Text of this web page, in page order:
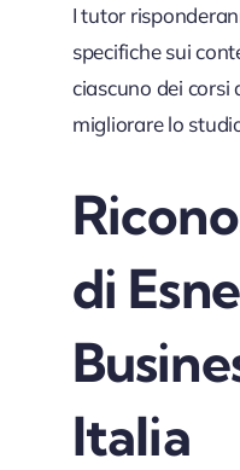
I tutor
specifiche sui
ciascuno dei corsi
migliorare lo
di
Italia